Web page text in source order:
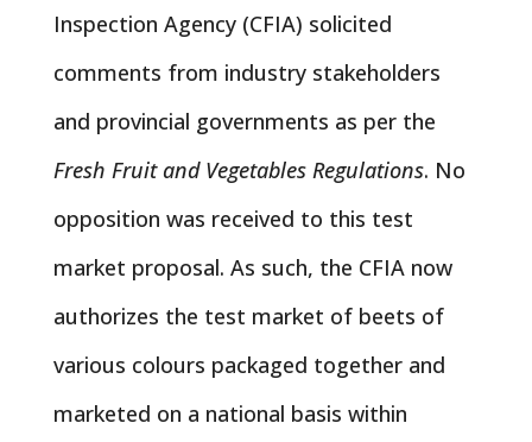
Inspection Agency (CFIA) solicited
comments from industry stakeholders
and provincial governments as per the
Fresh Fruit and Vegetables Regulations. No
opposition was received to this test
market proposal. As such, the CFIA now
authorizes the test market of beets of
various colours packaged together and
marketed on a national basis within